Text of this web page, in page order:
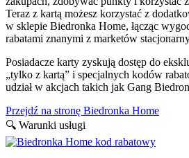
Teraz z kartą możesz korzystać z
w sklepie Biedronka Home, łącząc
rabatami znanymi z marketów
Posiadacze karty zyskują dostęp do
„tylko z kartą” i specjalnych kodów
udział w akcjach takich jak Gang
Przejdź na stronę Biedronka Home
🔍 Warunki usługi